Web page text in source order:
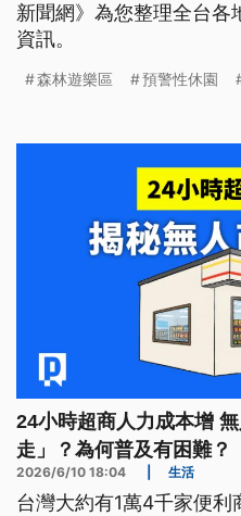
新聞網》為您整理全台各
資訊。
森林遊樂區 預警性休園
24小時超商人力成本增
走」？為何普及有困難？
2026/6/10 18:04 生活
台灣大約有1萬4千家便